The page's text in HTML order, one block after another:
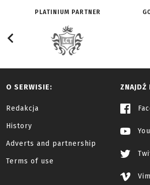
PLATINIUM PARTNER
O SERWISIE:
Redakcja
History
Adverts and partnership
Terms of use
ZNAJDŹ